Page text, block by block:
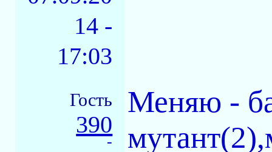
14 -
17:03
Гость
390
-
Меняю -